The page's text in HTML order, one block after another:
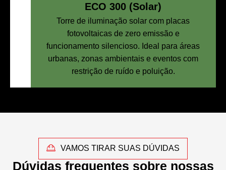
ECO 300 (Solar)
Torre de iluminação solar com placas
fotovoltaicas de zero emissão e
funcionamento silencioso. Ideal para áreas
urbanas, zonas ambientais e eventos com
restrição de ruído e poluição.
VAMOS TIRAR SUAS DÚVIDAS
Dúvidas frequentes sobre nossas